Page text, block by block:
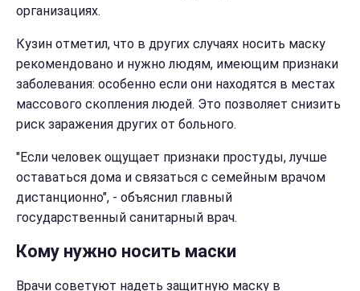
организациях.
Кузин отметил, что в других случаях носить маску
рекомендовано и нужно людям, имеющим признаки
заболевания: особенно если они находятся в местах
массового скопления людей. Это позволяет снизить
риск заражения других от больного.
"Если человек ощущает признаки простуды, лучше
оставаться дома и связаться с семейным врачом
дистанционно", - объяснил главный
государственный санитарный врач.
Кому нужно носить маски
Врачи советуют надеть защитную маску в